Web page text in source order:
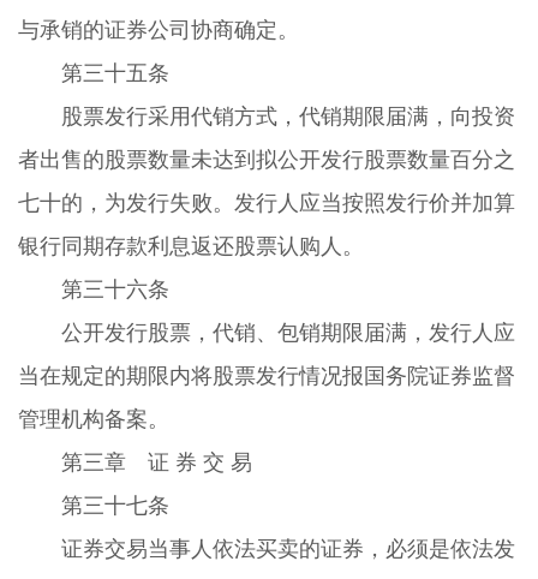
与承销的证券公司协商确定。
第三十五条
股票发行采用代销方式，代销期限届满，向投资
者出售的股票数量未达到拟公开发行股票数量百分之
七十的，为发行失败。发行人应当按照发行价并加算
银行同期存款利息返还股票认购人。
第三十六条
公开发行股票，代销、包销期限届满，发行人应
当在规定的期限内将股票发行情况报国务院证券监督
管理机构备案。
第三章 证 券 交 易
第三十七条
证券交易当事人依法买卖的证券，必须是依法发